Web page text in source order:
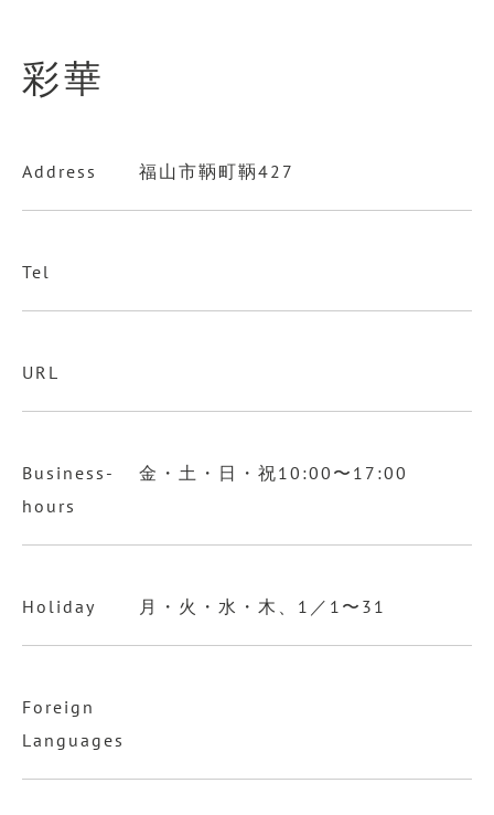
彩華
Address 福山市鞆町鞆427
Tel
URL
Business-
hours
金・土・日・祝10:00〜17:00
Holiday 月・火・水・木、1／1〜31
Foreign
Languages